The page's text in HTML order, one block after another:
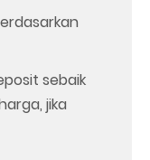
sebaik
jika